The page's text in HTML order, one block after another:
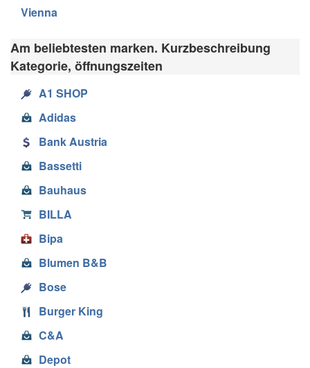
Vienna
Am beliebtesten marken. Kurzbeschreibung
Kategorie, öffnungszeiten
A1 SHOP
Adidas
Bank Austria
Bassetti
Bauhaus
BILLA
Bipa
Blumen B&B
Bose
Burger King
C&A
Depot